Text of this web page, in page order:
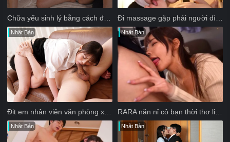
người đã nhìn trộm mình...
Nhật Bản
Địt em nhân viên văn phòng xinh dâm bú cặc giỏi
Nhật Bản
RARA năn nỉ cô bạn thời thơ liếm núm vú của mình và cái kết
Nhật Bản Nhật Bản